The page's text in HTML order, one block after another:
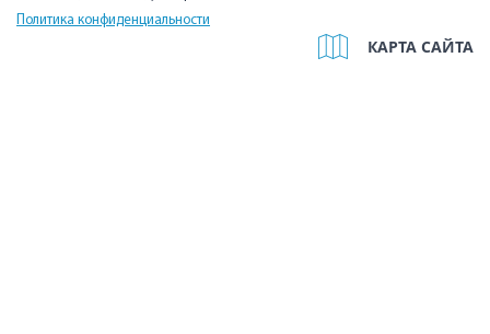
Политика конфиденциальности
КАРТА САЙТА